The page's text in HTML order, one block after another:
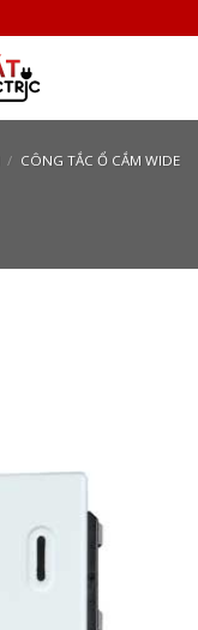
/ CÔNG TẮC Ổ CẮM WIDE